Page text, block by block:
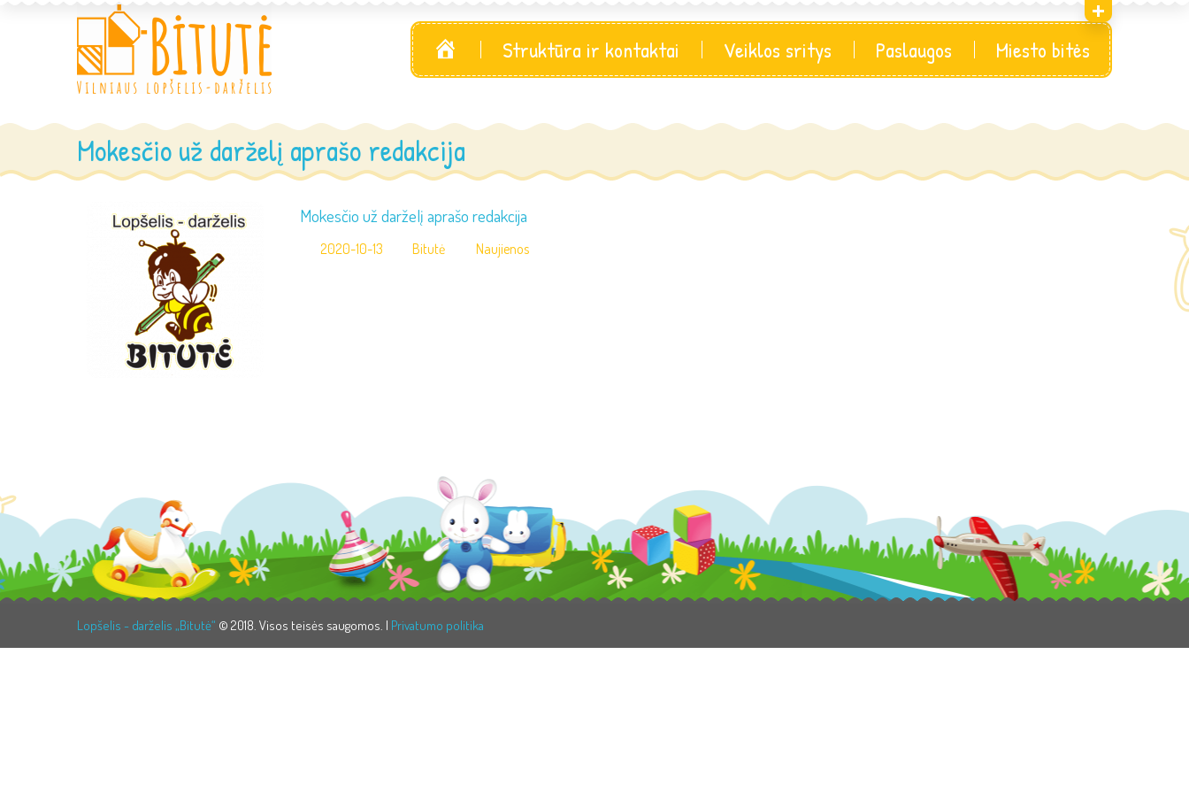
Pagrindinis
Struktūra ir kontaktai Veiklos sritys Paslaugos Miesto bitės
Mokesčio už darželį aprašo redakcija
Mokesčio už darželį aprašo redakcija
2020-10-13 Bitutė Naujienos
Lopšelis - darželis „Bitutė“ © 2018. Visos teisės saugomos. | Privatumo politika